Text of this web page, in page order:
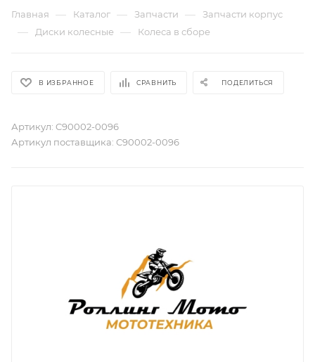
Главная — Каталог — Запчасти — Запчасти корпус
— Диски колесные — Колеса в сборе
В ИЗБРАННОЕ СРАВНИТЬ ПОДЕЛИТЬСЯ
Артикул: C90002-0096
Артикул поставщика: C90002-0096